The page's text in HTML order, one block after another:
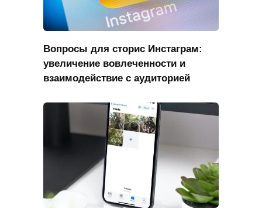
Вопросы для сторис Инстаграм:
увеличение вовлеченности и
взаимодействие с аудиторией